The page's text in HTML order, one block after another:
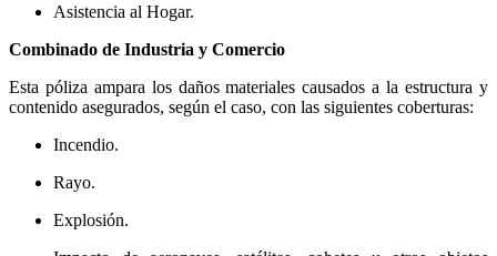
Asistencia al Hogar.
Combinado de Industria y Comercio
Esta póliza ampara los daños materiales causados a la estructura y
contenido asegurados, según el caso, con las siguientes coberturas:
Incendio.
Rayo.
Explosión.